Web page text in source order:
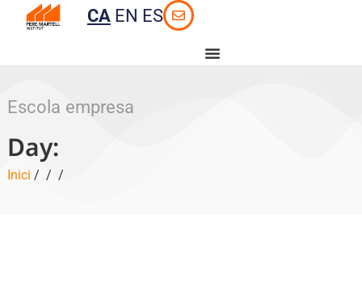
CA EN ES
Escola empresa
Day:
Inici / / /